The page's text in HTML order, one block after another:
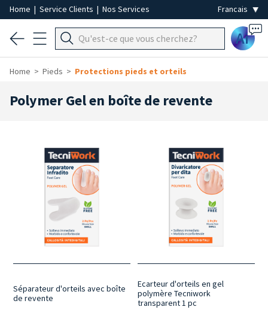
Home | Service Clients | Nos Services
Ai
Home Pieds Protections pieds et orteils
Polymer Gel en boîte de revente
Séparateur d'orteils avec boîte
de revente
Ecarteur d'orteils en gel
polymère Tecniwork
transparent 1 pc